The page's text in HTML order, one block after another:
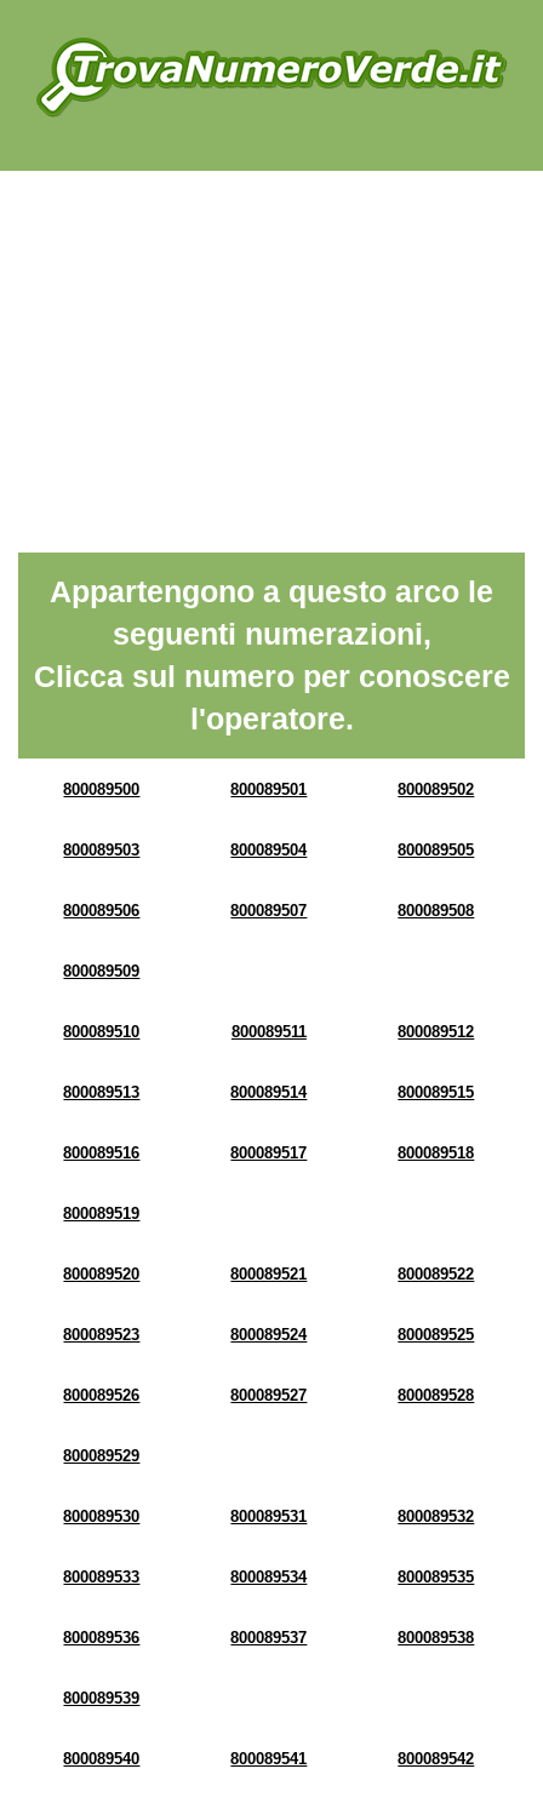
Appartengono a questo arco le
seguenti numerazioni,
Clicca sul numero per conoscere
l'operatore.
800089500 800089501 800089502
800089503 800089504 800089505
800089506 800089507 800089508
800089509
800089510 800089511 800089512
800089513 800089514 800089515
800089516 800089517 800089518
800089519
800089520 800089521 800089522
800089523 800089524 800089525
800089526 800089527 800089528
800089529
800089530 800089531 800089532
800089533 800089534 800089535
800089536 800089537 800089538
800089539
800089540 800089541 800089542